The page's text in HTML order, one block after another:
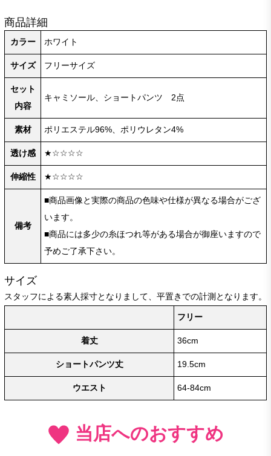
商品詳細
カラー ホワイト
サイズ フリーサイズ
セット
内容
キャミソール、ショートパンツ 2点
素材 ポリエステル96%、ポリウレタン4%
透け感 ★☆☆☆☆
伸縮性 ★☆☆☆☆
備考
■商品画像と実際の商品の色味や仕様が異なる場合がござ
います。
■商品には多少の糸ほつれ等がある場合が御座いますので
予めご了承下さい。
サイズ
スタッフによる素人採寸となりまして、平置きでの計測となります。
フリー
着丈 36cm
ショートパンツ丈 19.5cm
ウエスト 64-84cm
当店へのおすすめ